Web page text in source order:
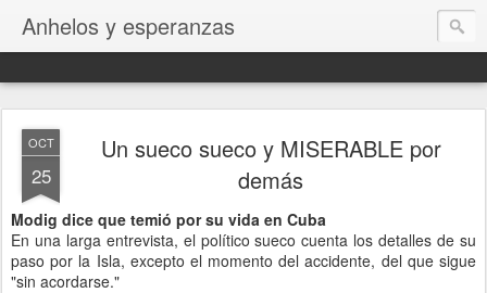
Anhelos y esperanzas
OCT
25
Un sueco sueco y MISERABLE por
demás
Modig dice que temió por su vida en Cuba
En una larga entrevista, el político sueco cuenta los detalles de su
paso por la Isla, excepto el momento del accidente, del que sigue
"sin acordarse."